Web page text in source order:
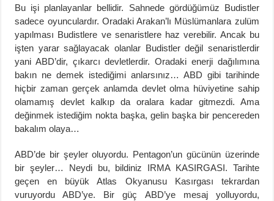
Bu işi planlayanlar bellidir. Sahnede gördüğümüz Budistler
sadece oyunculardır. Oradaki Arakan’lı Müslümanlara zulüm
yapılması Budistlere ve senaristlere haz verebilir. Ancak bu
işten yarar sağlayacak olanlar Budistler değil senaristlerdir
yani ABD’dir, çıkarcı devletlerdir. Oradaki enerji dağılımına
bakın ne demek istediğimi anlarsınız… ABD gibi tarihinde
hiçbir zaman gerçek anlamda devlet olma hüviyetine sahip
olamamış devlet kalkıp da oralara kadar gitmezdi. Ama
değinmek istediğim nokta başka, gelin başka bir pencereden
bakalım olaya…
ABD’de bir şeyler oluyordu. Pentagon’un gücünün üzerinde
bir şeyler… Neydi bu, bildiniz IRMA KASIRGASI. Tarihte
geçen en büyük Atlas Okyanusu Kasırgası tekrardan
vuruyordu ABD’ye. Bir güç ABD’ye mesaj yolluyordu,